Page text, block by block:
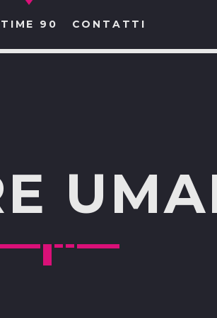
TIME 90 CONTATTI